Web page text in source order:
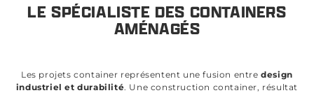
LE SPÉCIALISTE DES CONTAINERS
AMÉNAGÉS
Les projets container représentent une fusion entredesign
industriel et durabilité. Une construction container, résultat